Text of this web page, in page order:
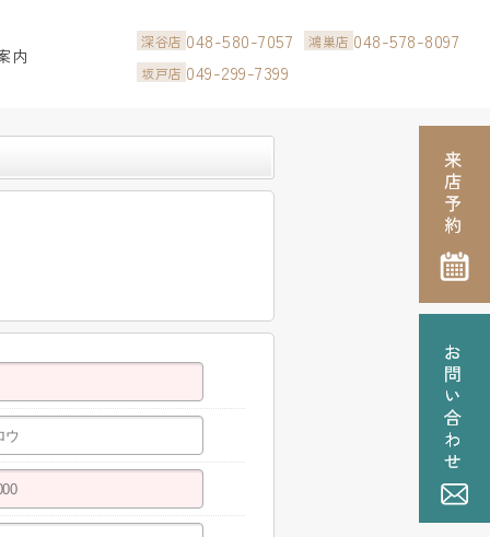
内
深谷店 048-580-7057 鴻巣店 048-578-8097
坂戸店 049-299-7399